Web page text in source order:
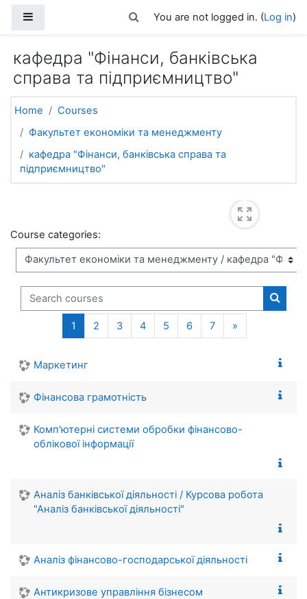
Toggle search input
You are not logged in. (Log in)
кафедра "Фінанси, банківська
справа та підприємництво"
Home
Courses
Факультет економіки та менеджменту
кафедра "Фінанси, банківська справа та
підприємництво"
Course categories:
Search courses
1 (current)
2 3 4 5 6 7 »
Маркетинг
Фінансова грамотність
Комп'ютерні системи обробки фінансово-
облікової інформації
Аналіз банківської діяльності / Курсова робота
"Аналіз банківської діяльності"
Аналіз фінансово-господарської діяльності
Антикризове управління бізнесом